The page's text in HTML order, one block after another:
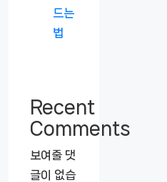
드는
법
Recent
Comments
보여줄 댓
글이 없습